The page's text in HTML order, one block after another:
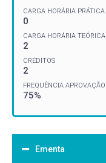
CARGA HORÁRIA PRÁTICA
0
CARGA HORÁRIA TEÓRICA
2
CRÉDITOS
2
FREQUÊNCIA APROVAÇÃO
75%
Ementa